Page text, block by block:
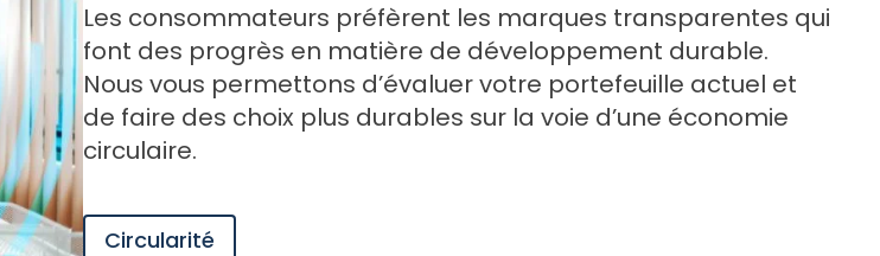
Les consommateurs préfèrent les marques transparentes qui
font des progrès en matière de développement durable.
Nous vous permettons d’évaluer votre portefeuille actuel et
de faire des choix plus durables sur la voie d’une économie
circulaire.
Circularité